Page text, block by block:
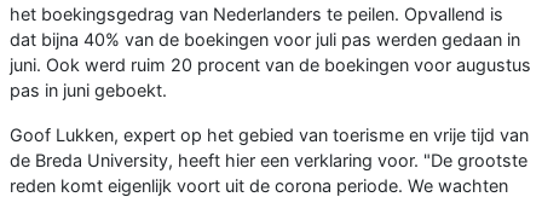
het boekingsgedrag van Nederlanders te peilen. Opvallend is
dat bijna 40% van de boekingen voor juli pas werden gedaan in
juni. Ook werd ruim 20 procent van de boekingen voor augustus
pas in juni geboekt.
Goof Lukken, expert op het gebied van toerisme en vrije tijd van
de Breda University, heeft hier een verklaring voor. "De grootste
reden komt eigenlijk voort uit de corona periode. We wachten